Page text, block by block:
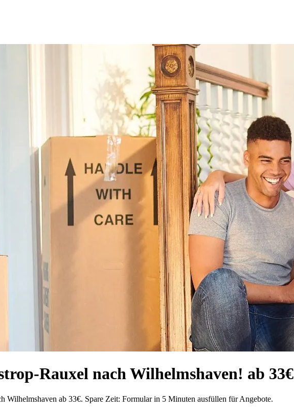
Rauxel nach Wilhelmshaven! ab 33€
Wilhelmshaven ab 33€. Spare Zeit: Formular in 5 Minuten ausfüllen für Angebote.